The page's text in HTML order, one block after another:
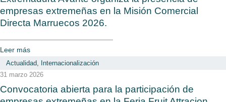
empresas extremeñas en la Misión Comercial
Directa Marruecos 2026.
Leer más
Actualidad, Internacionalización
31 marzo 2026
Convocatoria abierta para la participación de